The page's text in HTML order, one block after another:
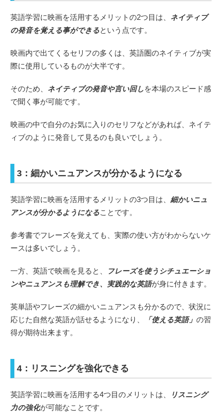
英語学習に映画を活用するメリットの2つ目は、 ネイティブ
の発音を覚える事ができるという点です。
映画内で出てくるセリフの多くは、英語圏のネイティブが実
際に使用しているものが大半です。
そのため、 ネイティブの発音や言い回し を本場のスピード感
で聞く事が可能です。
映画の中で自分のお気に入りのセリフなどがあれば、ネイテ
ィブのように発音して見るのも良いでしょう。
3：細かいニュアンスが分かるようになる
英語学習に映画を活用するメリットの3つ目は、 細かいニュ
アンスが分かるようになることです。
参考書でフレーズを覚えても、実際の使い方がわからないケ
ースは多いでしょう。
一方、英語で映画を見ると、
フレーズを使うシチュエーショ
ンやニュアンスも理解でき、実践的な英語が身に付きます。
英単語やフレーズの細かいニュアンスも分かるので、状況に
応じた自然な英語が話せるようになり、
「使える英語」 の習
得が期待出来ます。
4：リスニングを強化できる
英語学習に映画を活用する4つ目のメリットは、
リスニング
力の強化が可能なことです。